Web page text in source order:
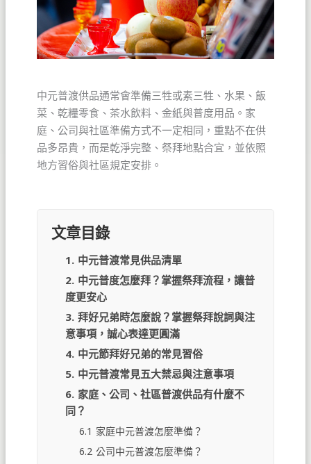
中元普渡供品通常會準備三牲或素三牲、水果、飯
菜、乾糧零食、茶水飲料、金紙與普度用品。家
庭、公司與社區準備方式不一定相同，重點不在供
品多昂貴，而是乾淨完整、祭拜地點合宜，並依照
地方習俗與社區規定安排。
文章目錄
1. 中元普渡常見供品清單
2. 中元普度怎麼拜？掌握祭拜流程，讓普
度更安心
3. 拜好兄弟時怎麼說？掌握祭拜說詞與注
意事項，誠心表達更圓滿
4. 中元節拜好兄弟的常見習俗
5. 中元普渡常見五大禁忌與注意事項
6. 家庭、公司、社區普渡供品有什麼不
同？
6.1 家庭中元普渡怎麼準備？
6.2 公司中元普渡怎麼準備？